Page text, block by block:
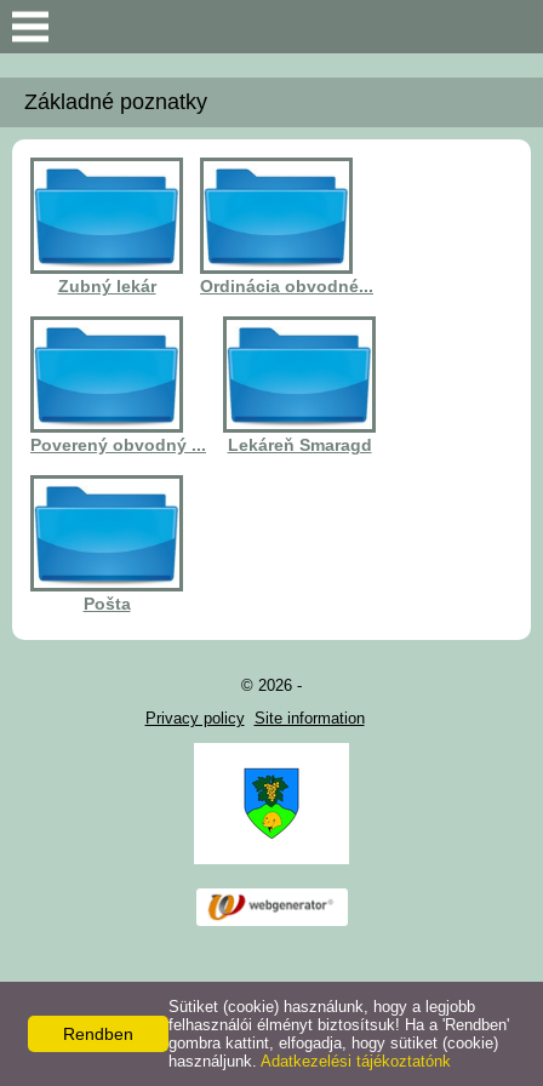
Search
Predstavenie
Základné poznatky
Mapa a údaje
Základné poznatky
Zubný lekár Ordinácia obvodné...
Poverený obvodný ... Lekáreň Smaragd
Pošta
© 2026 -
Privacy policy Site information
Rendben
Sütiket (cookie) használunk, hogy a legjobb
felhasználói élményt biztosítsuk! Ha a 'Rendben'
gombra kattint, elfogadja, hogy sütiket (cookie)
használjunk. Adatkezelési tájékoztatónk